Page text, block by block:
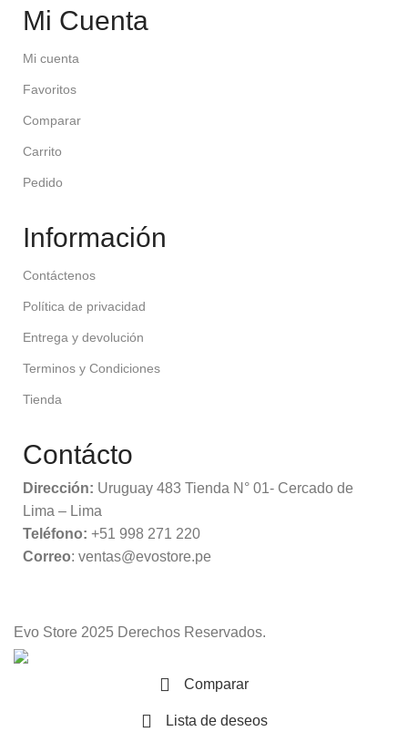
Mi Cuenta
Mi cuenta
Favoritos
Comparar
Carrito
Pedido
Información
Contáctenos
Política de privacidad
Entrega y devolución
Terminos y Condiciones
Tienda
Contácto
Dirección: Uruguay 483 Tienda N° 01- Cercado de
Lima – Lima
Teléfono: +51 998 271 220
Correo: ventas@evostore.pe
Evo Store 2025 Derechos Reservados.
Comparar
Lista de deseos